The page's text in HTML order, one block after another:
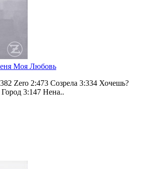
Моя Любовь
Zero 2:473 Созрела 3:334 Хочешь?
3:147 Нена..